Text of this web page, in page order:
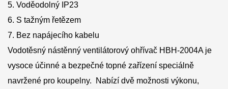
5. Voděodolný IP23
6. S tažným řetězem
7. Bez napájecího kabelu
Vodotěsný nástěnný ventilátorový ohřívač HBH-2004A je
vysoce účinné a bezpečné topné zařízení speciálně
navržené pro koupelny. Nabízí dvě možnosti výkonu,